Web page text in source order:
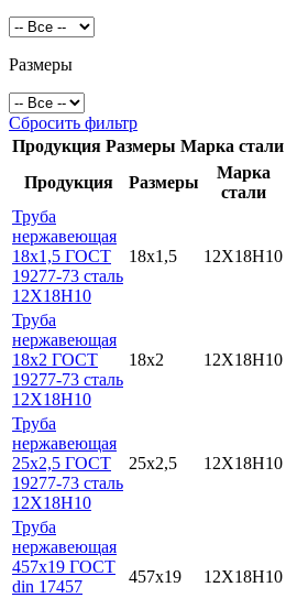
Размеры
Сбросить фильтр
Продукция Размеры Марка стали
Продукция
Размеры
Марка
стали
Труба
нержавеющая
18х1,5 ГОСТ
19277-73 сталь
12Х18Н10
18х1,5 12Х18Н10
Труба
нержавеющая
18х2 ГОСТ
19277-73 сталь
12Х18Н10
18х2 12Х18Н10
Труба
нержавеющая
25х2,5 ГОСТ
19277-73 сталь
12Х18Н10
25х2,5 12Х18Н10
Труба
нержавеющая
457х19 ГОСТ
din 17457
457х19 12Х18Н10